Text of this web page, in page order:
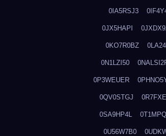
0IA5RSJ3
0JX5HAPI
0KO7R0BZ
0N1LZI50
0P3WEUER
0QV0STGJ
0SA9HP4L
0U56W7B0